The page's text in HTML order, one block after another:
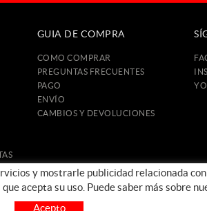
GUIA DE COMPRA
COMO COMPRAR
PREGUNTAS FRECUENTES
PAGO
ENVÍO
CAMBIOS Y DEVOLUCIONES
y mostrarle publicidad relacionada
acepta su uso. Puede saber más sobre
Acepto